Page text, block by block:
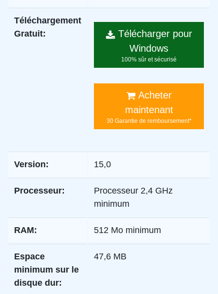
Téléchargement
Gratuit:
Télécharger pour
Windows
100% sûr et sécurisé
Acheter
maintenant
30 Garantie de remboursement*
Version: 15,0
Processeur:
Processeur 2,4 GHz
minimum
RAM: 512 Mo minimum
Espace
minimum sur le
disque dur:
47,6 MB